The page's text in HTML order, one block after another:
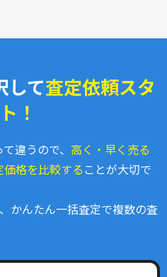
して査定依頼スタ
！
違うので、 高く・早く売る
価格を比較する ことが大切で
かんたん一括査定で複数の査